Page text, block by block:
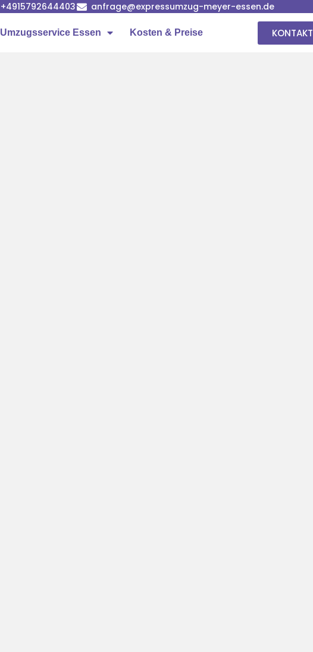
+4915792644403 anfrage@expressumzug-meyer-essen.de
Umzugsservice Essen Kosten & Preise KONTAKT